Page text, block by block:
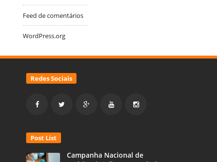
Feed de comentários
WordPress.org
Redes Sociais
Post List
Campanha Nacional de